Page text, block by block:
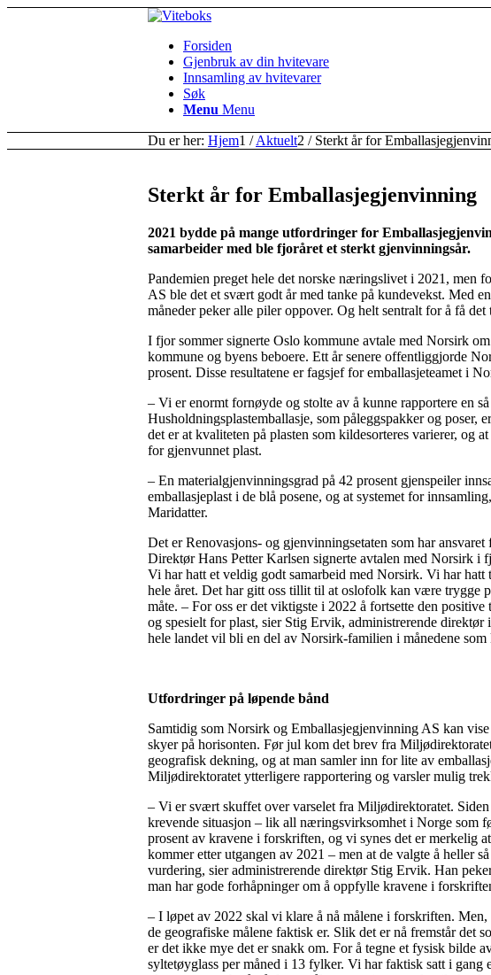
Forsiden
Gjenbruk av din hvitevare
Innsamling av hvitevarer
Søk
Menu Menu
Du er her: Hjem1 / Aktuelt2 / Sterkt år for
Sterkt år for Emballasjegjenvinning
2021 bydde på mange utfordringer for
samarbeider med ble fjoråret et sterkt gjenvinningsår.
Pandemien preget hele det norske næringslivet i 2021, men
AS ble det et svært godt år med tanke på kundevekst. Med
måneder peker alle piler oppover. Og helt sentralt for å få
I fjor sommer signerte Oslo kommune avtale med Norsirk
kommune og byens beboere. Ett år senere offentliggjorde
prosent. Disse resultatene er fagsjef for emballasjeteamet i
– Vi er enormt fornøyde og stolte av å kunne rapportere en
Husholdningsplastemballasje, som påleggspakker og poser,
det er at kvaliteten på plasten som kildesorteres varierer, og
for gjenvunnet plast.
– En materialgjenvinningsgrad på 42 prosent gjenspeiler
emballasjeplast i de blå posene, og at systemet for
Maridatter.
Det er Renovasjons- og gjenvinningsetaten som har
Direktør Hans Petter Karlsen signerte avtalen med Norsirk i
Vi har hatt et veldig godt samarbeid med Norsirk. Vi har
hele året. Det har gitt oss tillit til at oslofolk kan være trygge
måte. – For oss er det viktigste i 2022 å fortsette den
og spesielt for plast, sier Stig Ervik, administrerende
hele landet vil bli en del av Norsirk-familien i månedene som
Utfordringer på løpende bånd
Samtidig som Norsirk og Emballasjegjenvinning AS kan
skyer på horisonten. Før jul kom det brev fra
geografisk dekning, og at man samler inn for lite av
Miljødirektoratet ytterligere rapportering og varsler mulig
– Vi er svært skuffet over varselet fra Miljødirektoratet.
krevende situasjon – lik all næringsvirksomhet i Norge som
prosent av kravene i forskriften, og vi synes det er merkelig
kommer etter utgangen av 2021 – men at de valgte å heller
vurdering, sier administrerende direktør Stig Ervik. Han
man har gode forhåpninger om å oppfylle kravene i
– I løpet av 2022 skal vi klare å nå målene i forskriften.
de geografiske målene faktisk er. Slik det er nå fremstår det
er det ikke mye det er snakk om. For å tegne et fysisk bilde
syltetøyglass per måned i 13 fylker. Vi har faktisk satt i gang